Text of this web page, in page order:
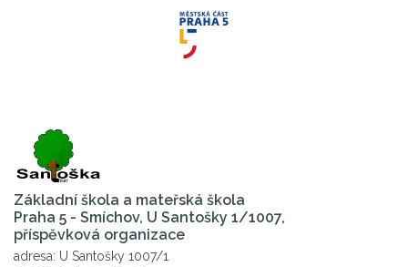
Základní škola a mateřská škola
Praha 5 - Smíchov, U Santošky 1/1007,
příspěvková organizace
adresa: U Santošky 1007/1